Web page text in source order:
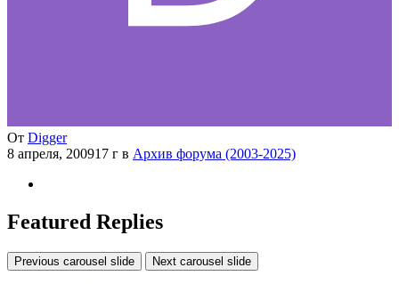
От Digger
8 апреля, 200917 г в Архив форума (2003-2025)
Featured Replies
Previous carousel slide Next carousel slide